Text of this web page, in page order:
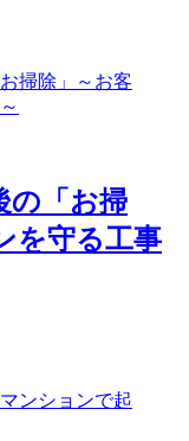
の「お掃
を守る工事